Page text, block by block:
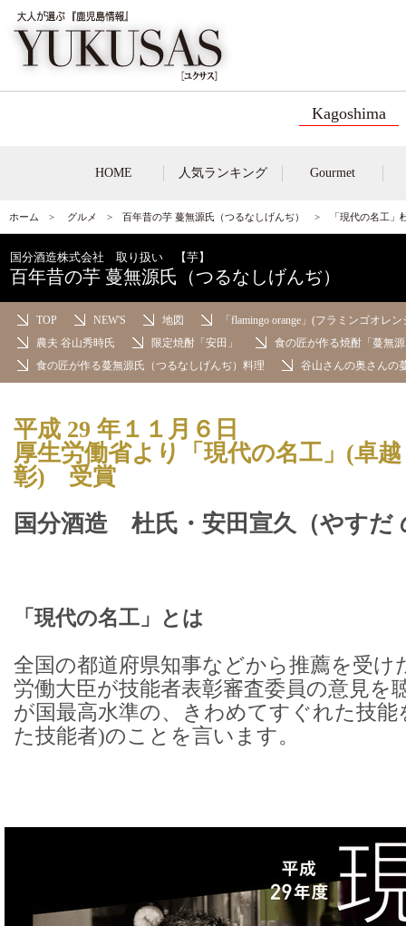
Kagoshima
HOME 人気ランキング Gourmet
ホーム > グルメ > 百年昔の芋 蔓無源氏（つるなしげんぢ） > 「現代の名工」
国分酒造株式会社 取り扱い 【芋】
百年昔の芋 蔓無源氏（つるなしげんぢ）
TOP NEW'S 地図
「flamingo orange」(フラミンゴオレン
農夫 谷山秀時氏
限定焼酎「安田」
食の匠が作る焼酎「蔓無
食の匠が作る蔓無源氏（つるなしげんぢ）料理
谷山さんの奥さんの
平成 29 年１１月６日
厚生労働省より「現代の名工」(卓
彰) 受賞
国分酒造 杜氏・安田宣久（やすだ
「現代の名工」とは
全国の都道府県知事などから推薦を受け
労働大臣が技能者表彰審査委員の意見を
が国最高水準の、きわめてすぐれた技能
た技能者)のことを言います。